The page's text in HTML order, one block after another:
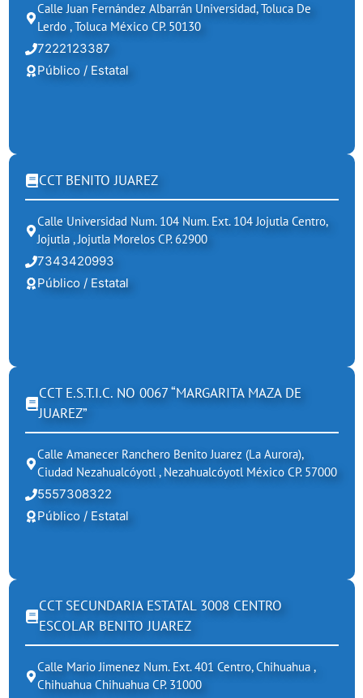
Calle Juan Fernández Albarrán Universidad, Toluca De
Lerdo , Toluca México CP. 50130
7222123387
Público / Estatal
CCT BENITO JUAREZ
Calle Universidad Num. 104 Num. Ext. 104 Jojutla Centro,
Jojutla , Jojutla Morelos CP. 62900
7343420993
Público / Estatal
CCT E.S.T.I.C. NO 0067 “MARGARITA MAZA DE
JUAREZ”
Calle Amanecer Ranchero Benito Juarez (la Aurora),
Ciudad Nezahualcóyotl , Nezahualcóyotl México CP. 57000
5557308322
Público / Estatal
CCT SECUNDARIA ESTATAL 3008 CENTRO
ESCOLAR BENITO JUAREZ
Calle Mario Jimenez Num. Ext. 401 Centro, Chihuahua ,
Chihuahua Chihuahua CP. 31000